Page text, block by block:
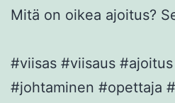
Mitä on oikea ajoitus?
#viisas #viisaus
#johtaminen #opettaja